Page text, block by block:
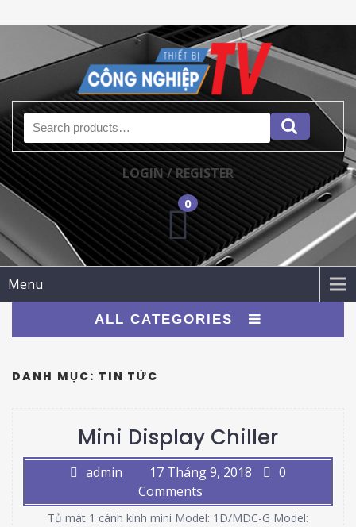
Search for:
LOGIN / REGISTER
0
Menu
ALL CATEGORIES
DANH MỤC: TIN TỨC
Mini Display Chiller
admin 17 Tháng 9, 2018
0
Comments
Tủ mát 1 cánh kính mini Model: 1D/MDC-G Model: